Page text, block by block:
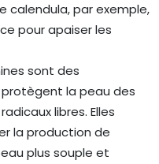
calendula, par exemple,
pour apaiser les
sont des
la peau des
libres. Elles
la production de
plus souple et